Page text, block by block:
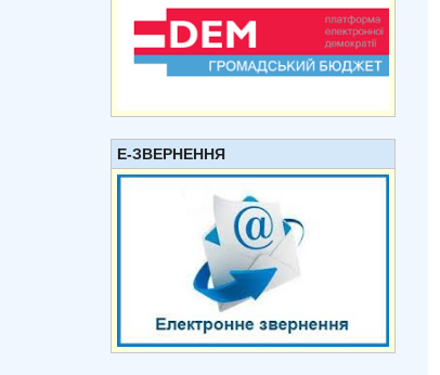
Е-ЗВЕРНЕННЯ